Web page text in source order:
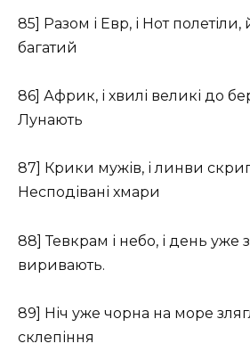
85] Разом і Евр, і Нот
багатий
86] Африк, і хвилі великі до
Лунають
87] Крики мужів, і линви
Несподівані хмари
88] Тевкрам і небо, і день уже
виривають.
89] Ніч уже чорна на море
склепіння